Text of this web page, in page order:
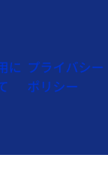
に プライバシー
ポリシー